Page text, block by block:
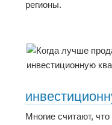
регионы.
Многие считают,